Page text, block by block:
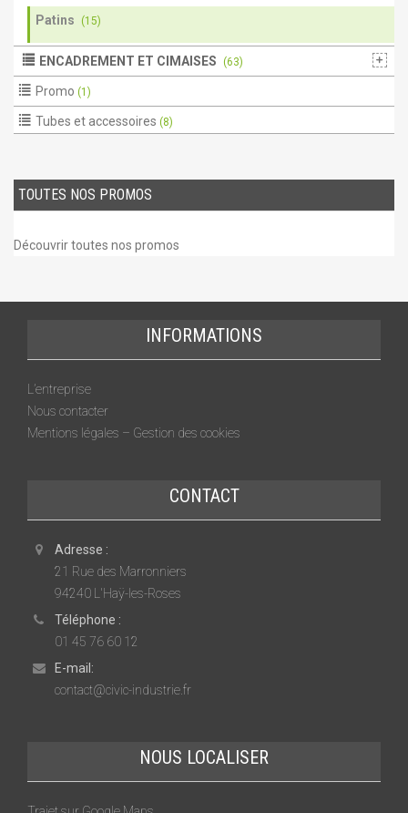
Patins (15)
ENCADREMENT ET CIMAISES (63)
Promo (1)
Tubes et accessoires (8)
TOUTES NOS PROMOS
Découvrir toutes nos promos
INFORMATIONS
L’entreprise
Nous contacter
Mentions légales – Gestion des cookies
CONTACT
Adresse :
21 Rue des Marronniers
94240 L'Haÿ-les-Roses
Téléphone :
01 45 76 60 12
E-mail:
contact@civic-industrie.fr
NOUS LOCALISER